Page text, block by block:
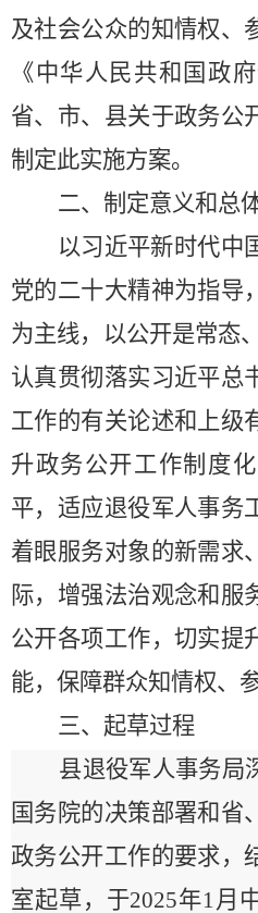
及社会公众的知情权、
《中华人民共和国政
省、市、县关于政务公
制定此实施方案。
二、制定意义和总
以习近平新时代中
党的二十大精神为指导
为主线，以公开是常态
认真贯彻落实习近平总
工作的有关论述和上级
升政务公开工作制度
平，适应退役军人事务
着眼服务对象的新需求
际，增强法治观念和服
公开各项工作，切实提
能，保障群众知情权、
三、起草过程
县退役军人事务局深
国务院的决策部署和省
政务公开工作的要求，
室起草，于2025年1 月